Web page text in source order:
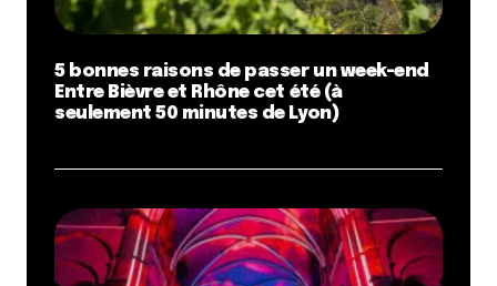
5 bonnes raisons de passer un week-end
Entre Bièvre et Rhône cet été (à
seulement 50 minutes de Lyon)